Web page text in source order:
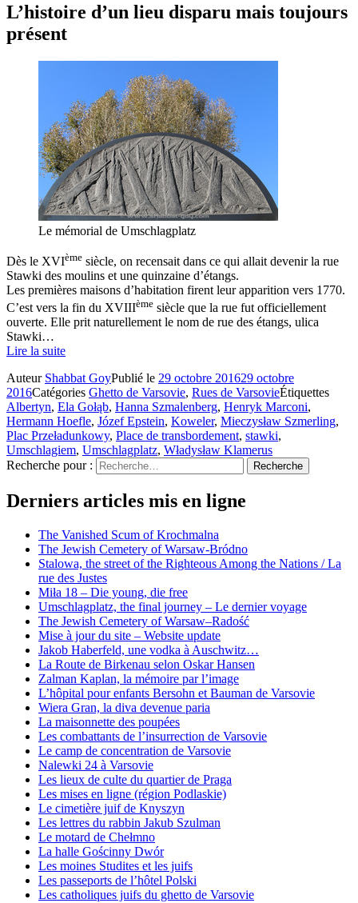
L’histoire d’un lieu disparu mais toujours
présent
Le mémorial de Umschlagplatz
Dès le XVIème siècle, on recensait dans ce qui allait devenir la rue
Stawki des moulins et une quinzaine d’étangs.
Les premières maisons d’habitation firent leur apparition vers 1770.
C’est vers la fin du XVIIIème siècle que la rue fut officiellement
ouverte. Elle prit naturellement le nom de rue des étangs, ulica
Stawki…
Lire la suite
Auteur Shabbat GoyPublié le 29 octobre 201629 octobre
2016Catégories Ghetto de Varsovie, Rues de VarsovieÉtiquettes
Albertyn, Ela Gołąb, Hanna Szmalenberg, Henryk Marconi,
Hermann Hoefle, Józef Epstein, Koweler, Mieczysław Szmerling,
Plac Przeładunkowy, Place de transbordement, stawki,
Umschlagiem, Umschlagplatz, Władysław Klamerus
Recherche pour :
Recherche
Derniers articles mis en ligne
The Vanished Scum of Krochmalna
The Jewish Cemetery of Warsaw-Bródno
Stalowa, the street of the Righteous Among the Nations / La
rue des Justes
Miła 18 – Die young, die free
Umschlagplatz, the final journey – Le dernier voyage
The Jewish Cemetery of Warsaw–Radość
Mise à jour du site – Website update
Jakob Haberfeld, une vodka à Auschwitz…
La Route de Birkenau selon Oskar Hansen
Zalman Kaplan, la mémoire par l’image
L’hôpital pour enfants Bersohn et Bauman de Varsovie
Wiera Gran, la diva devenue paria
La maisonnette des poupées
Les combattants de l’insurrection de Varsovie
Le camp de concentration de Varsovie
Nalewki 24 à Varsovie
Les lieux de culte du quartier de Praga
Les mises en ligne (région Podlaskie)
Le cimetière juif de Knyszyn
Les lettres du rabbin Jakub Szulman
Le motard de Chełmno
La halle Gościnny Dwór
Les moines Studites et les juifs
Les passeports de l’hôtel Polski
Les catholiques juifs du ghetto de Varsovie